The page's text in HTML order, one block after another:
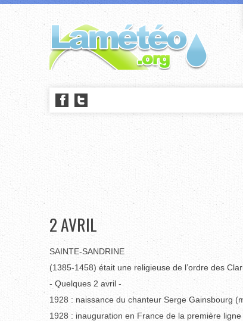
2 AVRIL
SAINTE-SANDRINE
(1385-1458) était une religieuse de l’ordre des
- Quelques 2 avril -
1928 : naissance du chanteur Serge Gainsbourg
1928 : inauguration en France de la première